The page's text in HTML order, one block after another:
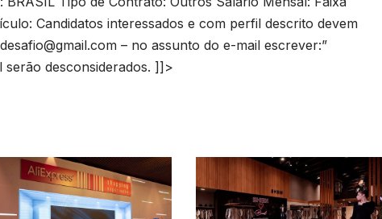
Candidatos interessados e com perfil descrito devem
– no assunto do e-mail escrever:”
serão desconsiderados. ]]>